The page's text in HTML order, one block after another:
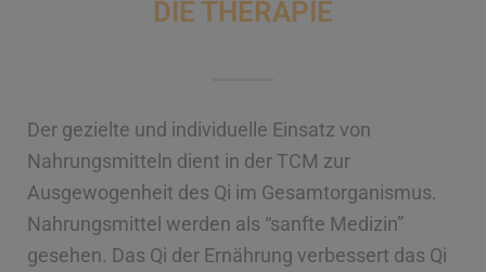
DIE THERAPIE
Der gezielte und individuelle Einsatz von
Nahrungsmitteln dient in der TCM zur
Ausgewogenheit des Qi im Gesamtorganismus.
Nahrungsmittel werden als “sanfte Medizin”
gesehen. Das Qi der Ernährung verbessert das Qi